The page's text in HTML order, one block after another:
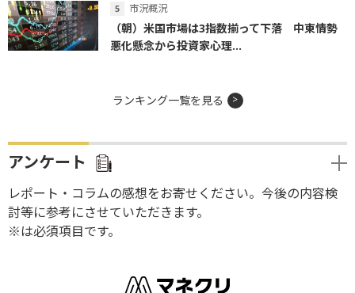
市況概況
（朝）米国市場は3指数揃って下落 中東情勢
悪化懸念から投資家心理...
ランキング一覧を見る
アンケート
レポート・コラムの感想をお寄せください。今後の内容検
討等に参考にさせていただきます。
※は必須項目です。